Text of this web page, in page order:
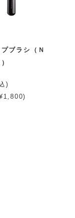
ブラシ（Ｎ
)